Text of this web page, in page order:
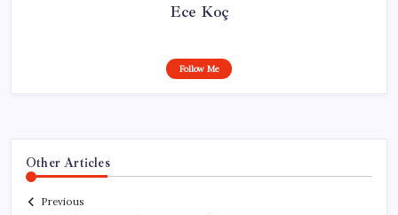
Ece Koç
Follow Me
Other Articles
Previous